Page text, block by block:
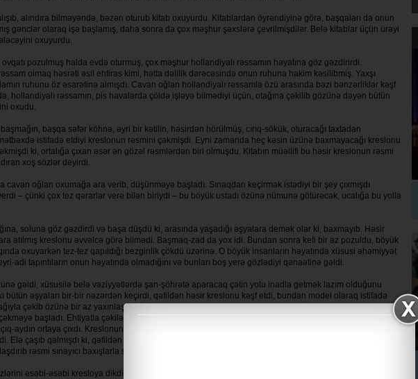
alındıra bilməyəndə, bəzən oturub kitab oxuyurdu. Kitablardan öyrəndiyinə görə, başqaları da onun
gənclər olaraq işə başlamış, daha sonra da çox məşhur şəxslərə çevrilmişdilər. Belə kitablar üçün ürəyi
oxuyurdu.
pozulmuş halda evdə oturmuş, çox məşhur hollandiyalı rəssamın həyatına göz gəzdirirdi.
olmaq həsrəti əsil ehtiras kimi, hətta dəlilik dərəcəsində onun ruhuna hakim kəsilibmiş. Yaxşı
ruhunu öz əsarətinə almışdı. Cavan oğlan hollandiyalı rəssamla özü arasında bəzi bənzərliklər kəşf
hollandiyalı rəssamın, pis havalarda çöldə işləyə bilmədiyi üçün, otağına çəkilib gözünə dəyən bütün
oxudu.
başqa səfər köhnə, əyri bir kətilin, həsirdən hörülmüş, cırıq-sökük, oturacağı taxtadan
istifadə etdiyi kreslonun rəsmini çəkmişdi. Eyni zamanda heç kəsin üzünə baxmayacağı kreslonu
ki, ortalığa çıxan əsər ən gözəl rəsmlərdən biri olmuşdu. Kitabın müəllifi bu həsir kreslonun rəsmi
xoş sözlər deyirdi.
cavan oğlan oxumağa ara verib, düşünməyə başladı. Sınaqdan keçirmək istədiyi bir şey çıxmışdı
– çünki çox tez qərarlar verə bilən biriydi – bu böyük ustadı özünə nümunə götürəcək, ucalığa bu yolla
soluna göz gəzdirdi və başa düşdü ki, arasında yaşadığı əşyalara demək olar ki, baxmayıb. Həsir
atılmış kreslonu əvvəlcə görə bilmədi. Başmaq-zad da yox idi. Bundan sonra kefi bir az pozuldu, böyük
oxuyarkən tez-tez qapıldığı bezginlik çökdü üzərinə. O böyük insanların həyatında xüsusi əhəmiyyət
adi tapıntıların onun həyatında olmadığını və bunları boş yerə gözlədiyi qənaətinə gəldi.
gəldi, xüsusilə belə vəziyyətlərdə şan-şöhrətə aparacaq çətin yolu inadla getmək lazım olduğunu
bütün əşyaları bir-bir nəzərdən keçirdi, qəfildən həsir kreslonu kəşf etdi, bundan model olaraq istifadə
çəkib özünə bir az yaxınlaşdırdı. Rəsm karandaşını yonub, eskiz dəftərini düzlərinin üstünə qoyub
başladı. Ehtiyatla çəkilən bir neçə xətt kreslonu kifayət qədər canlandıra bildi. Bir neçə xətdən
aydın ortaya çıxdı. Kreslonun bir küncündəki üçbucaq formalı tünd kölgənin sehrinə qapılıb onu
Elə çaşıb qalmışdı ki, qəfildən nədənsə narahat olmağa başladı. Uzun müddət rəsmlə məşğul olduqdan
rəsmi sınayıcı baxışlarla süzdü. Həsir kreslonun çox pis çəkildiyini hiss elədi.
əsəbi-əsəbi kresloya dikdi. Alınmamışdı. Əsəbiləşib, küsdü.